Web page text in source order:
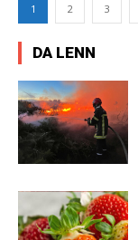
1 2 3
DA LENN